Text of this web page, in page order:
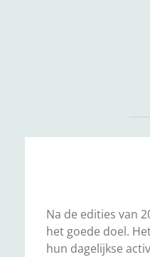
Na de edities van
het goede doel.
hun dagelijkse